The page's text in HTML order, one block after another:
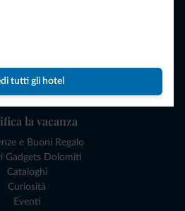
tutti gli hotel
andare
Cosa fare
la vacanza
e Buoni Regalo
Gadgets Dolomiti
Cataloghi
Curiosità
Eventi